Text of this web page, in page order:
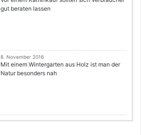
gut beraten lassen
8. November 2016
Mit einem Wintergarten aus Holz ist man der
Natur besonders nah